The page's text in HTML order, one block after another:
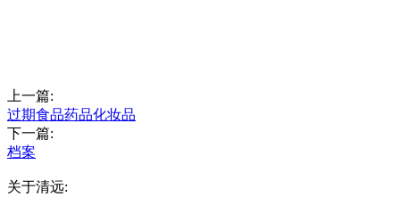
上一篇:
过期食品药品化妆品
下一篇:
档案
关于清远: